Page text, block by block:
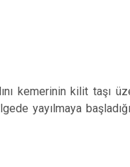
kemerinin kilit taşı
yayılmaya